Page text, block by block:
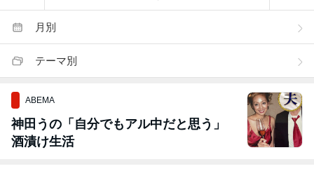
月別
テーマ別
ABEMA
神田うの「自分でもアル中だと思う」
酒漬け生活